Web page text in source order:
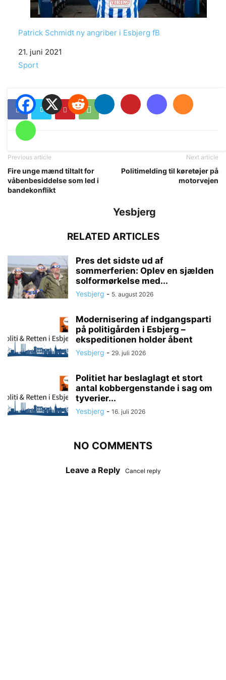
Patrick Schmidt ny angriber i Esbjerg fB
Date
21. juni 2021
In relation to
Sport
Previous article
Fire unge mænd tiltalt for
våbenbesiddelse som led i
bandekonflikt
Next article
Politimelding til køretøjer på
motorvejen
Yesbjerg
RELATED ARTICLES
Pres det sidste ud af
sommerferien: Oplev en sjælden
solformørkelse med...
Yesbjerg - 5. august 2026
Modernisering af indgangsparti
på politigården i Esbjerg –
ekspeditionen holder åbent
Yesbjerg - 29. juli 2026
Politiet har beslaglagt et stort
antal kobbergenstande i sag om
tyverier...
Yesbjerg - 16. juli 2026
NO COMMENTS
Leave a Reply Cancel reply